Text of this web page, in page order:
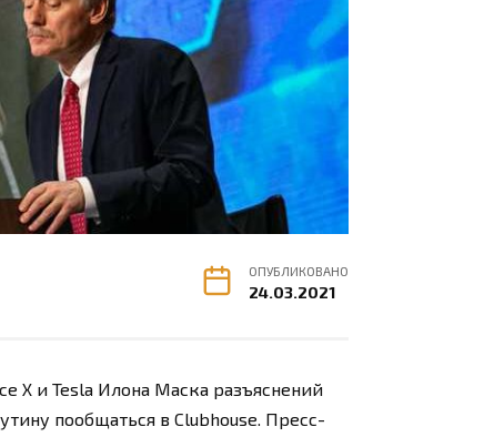
ОПУБЛИКОВАНО
24.03.2021
X и Tesla Илона Маска разъяснений
пообщаться в Clubhouse. Пресс-